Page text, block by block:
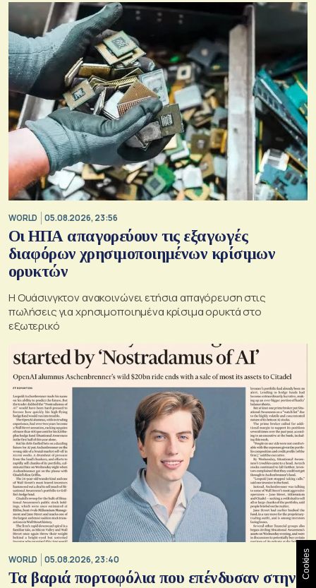
WORLD 05.08.2026, 23:56
Οι ΗΠΑ απαγορεύουν τις εξαγωγές
διαφόρων χρησιμοποιημένων κρίσιμων
ορυκτών
Η Ουάσινγκτον ανακοινώνει ετήσια απαγόρευση στις
πωλήσεις για χρησιμοποιημένα κρίσιμα ορυκτά στο
εξωτερικό
WORLD 05.08.2026, 23:40
Τα βαριά πορτοφόλια που επένδυσαν στην Cookies